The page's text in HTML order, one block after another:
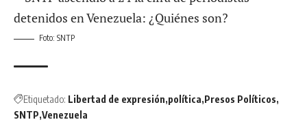
Foto: SNTP
Etiquetado: Libertad de expresión política Presos Políticos
SNTP Venezuela